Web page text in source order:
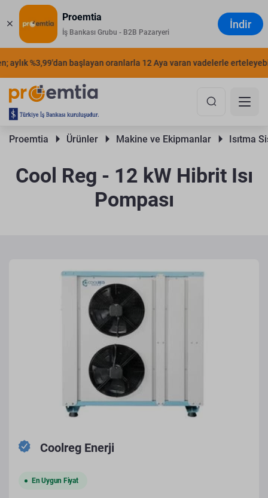
Proemtia
İş Bankası Grubu - B2B Pazaryeri
İndir
aylık %3,99'dan başlayan oranlarla 12 Aya varan vadelerle
Proemtia Ürünler Makine ve Ekipmanlar Isıtma
Cool Reg - 12 kW Hibrit Isı
Pompası
Coolreg Enerji
En Uygun Fiyat